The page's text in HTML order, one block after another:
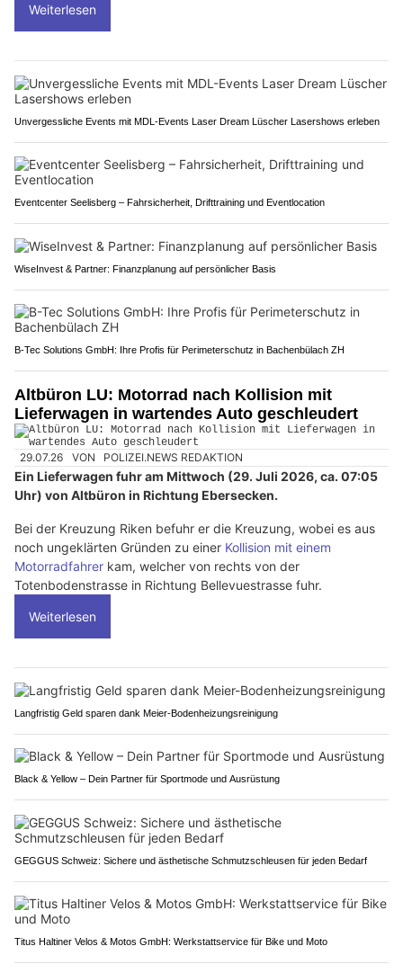
Weiterlesen
Unvergessliche Events mit MDL-Events Laser Dream Lüscher Lasershows erleben
Eventcenter Seelisberg – Fahrsicherheit, Drifttraining und Eventlocation
WiseInvest & Partner: Finanzplanung auf persönlicher Basis
B-Tec Solutions GmbH: Ihre Profis für Perimeterschutz in Bachenbülach ZH
Altbüron LU: Motorrad nach Kollision mit
Lieferwagen in wartendes Auto geschleudert
29.07.26 VON POLIZEI.NEWS REDAKTION
Ein Lieferwagen fuhr am Mittwoch (29. Juli 2026, ca. 07:05
Uhr) von Altbüron in Richtung Ebersecken.
Bei der Kreuzung Riken befuhr er die Kreuzung, wobei es aus
noch ungeklärten Gründen zu einer Kollision mit einem
Motorradfahrer kam, welcher von rechts von der
Totenbodenstrasse in Richtung Bellevuestrasse fuhr.
Weiterlesen
Langfristig Geld sparen dank Meier-Bodenheizungsreinigung
Black & Yellow – Dein Partner für Sportmode und Ausrüstung
GEGGUS Schweiz: Sichere und ästhetische Schmutzschleusen für jeden Bedarf
Titus Haltiner Velos & Motos GmbH: Werkstattservice für Bike und Moto